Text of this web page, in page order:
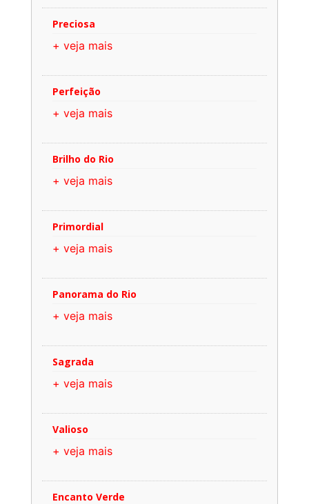
Preciosa
+ veja mais
Perfeição
+ veja mais
Brilho do Rio
+ veja mais
Primordial
+ veja mais
Panorama do Rio
+ veja mais
Sagrada
+ veja mais
Valioso
+ veja mais
Encanto Verde